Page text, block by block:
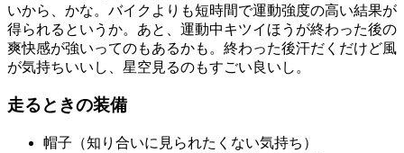
いから、かな。バイクよりも短時間で運動強度の高い結果が
得られるというか。あと、運動中キツイほうが終わった後の
爽快感が強いってのもあるかも。終わった後汗だくだけど風
が気持ちいいし、星空見るのもすごい良いし。
走るときの装備
帽子（知り合いに見られたくない気持ち）